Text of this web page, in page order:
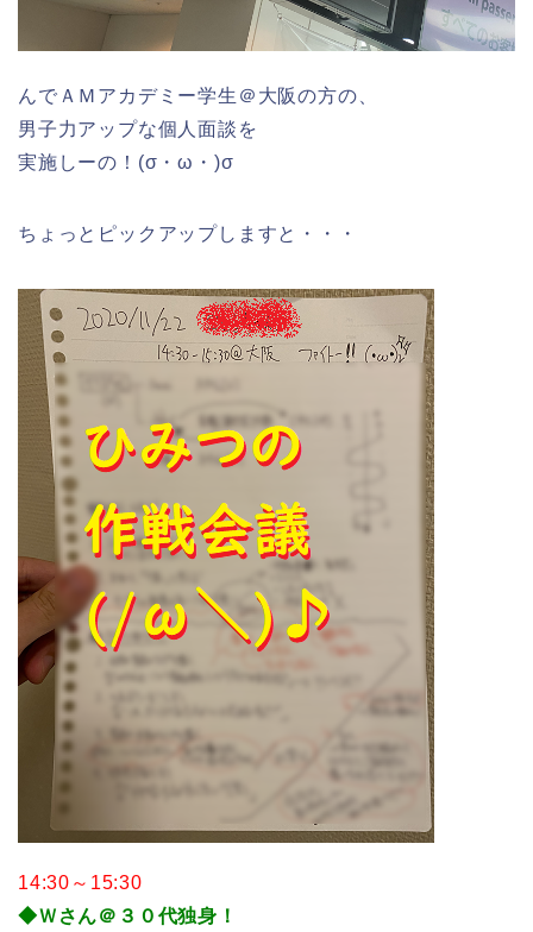
んでＡＭアカデミー学生＠大阪の方の、
男子力アップな個人面談を
実施しーの！(σ・ω・)σ
ちょっとピックアップしますと・・・
14:30～15:30
◆Ｗさん＠３０代独身！